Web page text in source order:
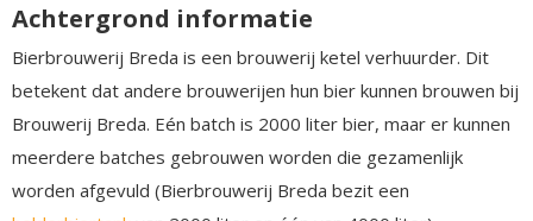
Achtergrond informatie
Bierbrouwerij Breda is een brouwerij ketel verhuurder. Dit
betekent dat andere brouwerijen hun bier kunnen brouwen bij
Brouwerij Breda. Eén batch is 2000 liter bier, maar er kunnen
meerdere batches gebrouwen worden die gezamenlijk
worden afgevuld (Bierbrouwerij Breda bezit een